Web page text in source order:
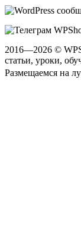
2016—2026 ©
статьи, уроки,
Размещаемся на